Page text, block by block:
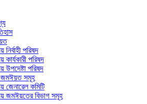
নির্বাহী পরিষদ
কার্যকারী পরিষদ
উপদেষ্টা পরিষদ
জমঈয়ত সমূহ
জেনারেল কমিটি
জমঈয়তের বিভাগ সমূহ